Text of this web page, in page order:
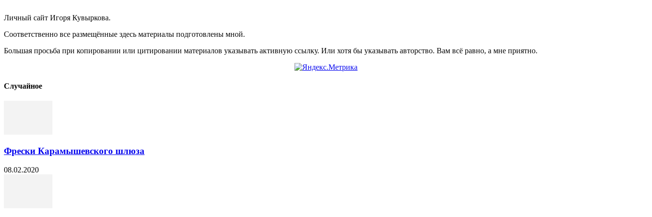
Личный сайт Игоря Кувыркова.
Соответственно все размещённые здесь материалы подготовлены мной.
Большая просьба при копировании или цитировании материалов указывать активную ссылку. Или хотя бы указывать авторство. Вам всё равно, а мне приятно.
Cлучайное
Фрески Карамышевского шлюза
08.02.2020